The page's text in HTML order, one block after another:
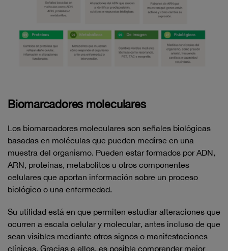
Biomarcadores moleculares
Los biomarcadores moleculares son señales biológicas
basadas en moléculas que pueden medirse en una
muestra del organismo. Pueden estar formados por ADN,
ARN, proteínas, metabolitos u otros componentes
celulares que aportan información sobre un proceso
biológico o una enfermedad.
Su utilidad está en que permiten estudiar alteraciones que
ocurren a escala celular y molecular, antes incluso de que
sean visibles mediante otros signos o manifestaciones
clínicas. Gracias a ellos, es posible comprender mejor